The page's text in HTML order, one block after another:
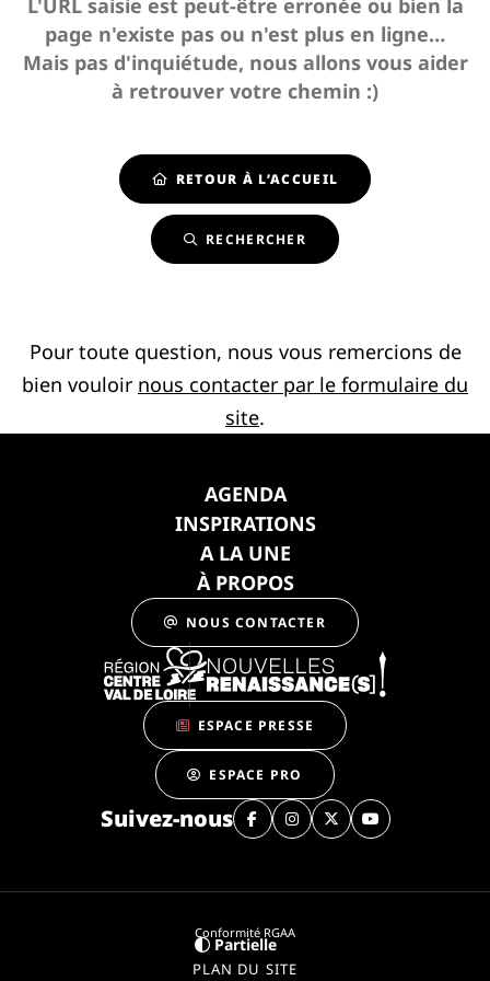
L'URL saisie est peut-être erronée ou bien la
page n'existe pas ou n'est plus en ligne…
Mais pas d'inquiétude, nous allons vous aider
à retrouver votre chemin :)
RETOUR À L’ACCUEIL
RECHERCHER
Pour toute question, nous vous remercions de
bien vouloir nous contacter par le formulaire du
site.
AGENDA
INSPIRATIONS
A LA UNE
À PROPOS
NOUS CONTACTER
ESPACE PRESSE
ESPACE PRO
Suivez-nous
Conformité RGAA
Partielle
PLAN DU SITE